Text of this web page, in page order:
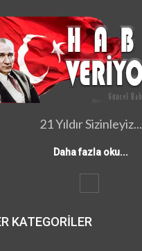
21 Yıldır Sizinleyiz...
Daha fazla oku...
KATEGORILER